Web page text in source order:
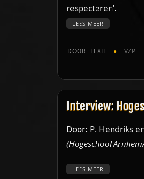
respecteren’.
LEES MEER
DOOR LEXIE VZP
Interview:
Door: P. Hendriks
(Hogeschool
LEES MEER